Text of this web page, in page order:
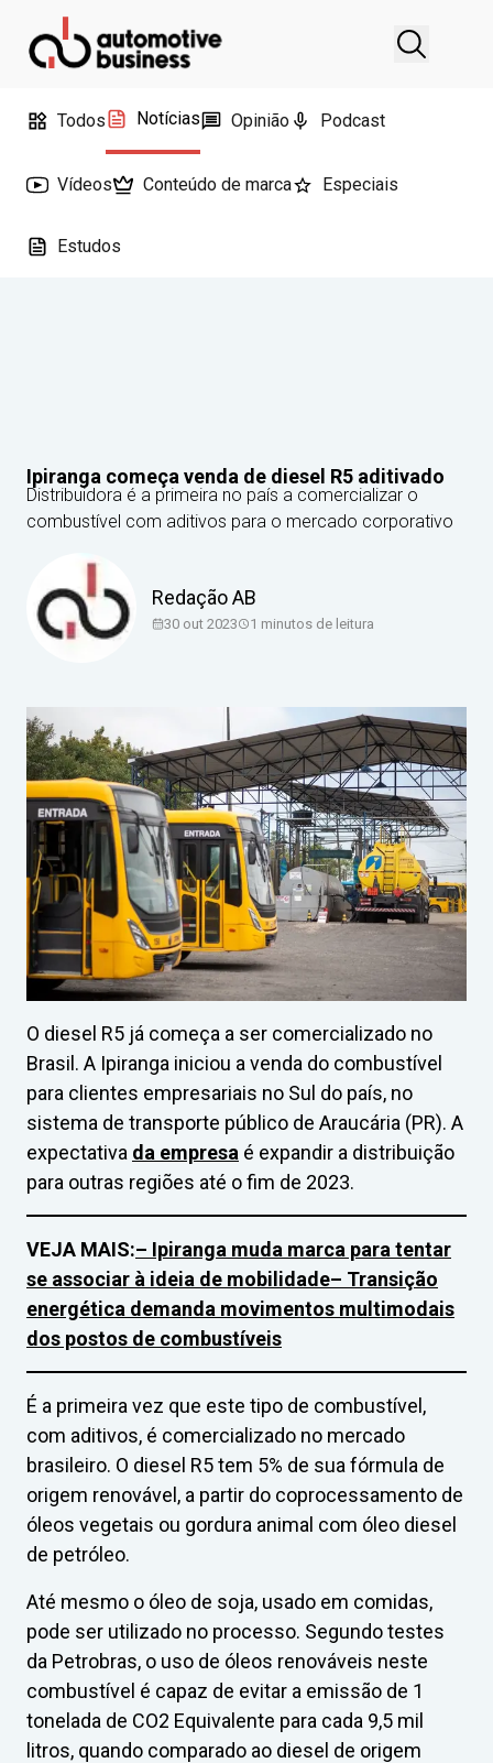
Todos Notícias Opinião Podcast
Vídeos Conteúdo de marca Especiais
Estudos
Ipiranga começa venda de diesel R5 aditivado
Distribuidora é a primeira no país a comercializar o
combustível com aditivos para o mercado corporativo
Redação AB
30 out 2023 1 minutos de leitura
O diesel R5 já começa a ser comercializado no
Brasil. A Ipiranga iniciou a venda do combustível
para clientes empresariais no Sul do país, no
sistema de transporte público de Araucária (PR). A
expectativa da empresa é expandir a distribuição
para outras regiões até o fim de 2023.
VEJA MAIS:– Ipiranga muda marca para tentar
se associar à ideia de mobilidade– Transição
energética demanda movimentos multimodais
dos postos de combustíveis
É a primeira vez que este tipo de combustível,
com aditivos, é comercializado no mercado
brasileiro. O diesel R5 tem 5% de sua fórmula de
origem renovável, a partir do coprocessamento de
óleos vegetais ou gordura animal com óleo diesel
de petróleo.
Até mesmo o óleo de soja, usado em comidas,
pode ser utilizado no processo. Segundo testes
da Petrobras, o uso de óleos renováveis neste
combustível é capaz de evitar a emissão de 1
tonelada de CO2 Equivalente para cada 9,5 mil
litros, quando comparado ao diesel de origem